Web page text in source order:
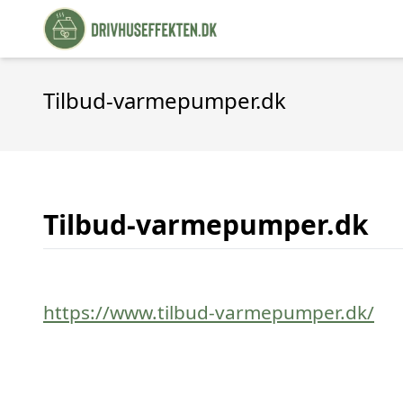
Tilbud-varmepumper.dk
Tilbud-varmepumper.dk
https://www.tilbud-varmepumper.dk/